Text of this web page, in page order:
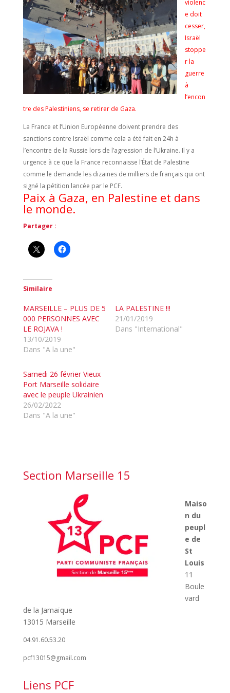
violenc
e doit
cesser,
Israël
stoppe
r la
guerre
à
l’encon
tre des Palestiniens, se retirer de Gaza.
La France et l’Union Européenne doivent prendre des
sanctions contre Israël comme cela a été fait en 24h à
l’encontre de la Russie lors de l’agression de l’Ukraine. Il y a
urgence à ce que la France reconnaisse l’État de Palestine
comme le demande les dizaines de milliers de français qui ont
signé la pétition lancée par le PCF.
Paix à Gaza, en Palestine et dans
le monde.
Partager :
Similaire
MARSEILLE – PLUS DE 5
000 PERSONNES AVEC
LE ROJAVA !
13/10/2019
Dans "A la une"
LA PALESTINE !!!
21/01/2019
Dans "International"
Samedi 26 février Vieux
Port Marseille solidaire
avec le peuple Ukrainien
26/02/2022
Dans "A la une"
Section Marseille 15
Maiso
n du
peupl
e de
St
Louis
11
Boule
vard
de la Jamaïque
13015 Marseille
04.91.60.53.20
pcf13015@gmail.com
Liens PCF